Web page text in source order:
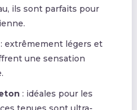
ils sont parfaits pour
: extrêmement légers et
une sensation
: idéales pour les